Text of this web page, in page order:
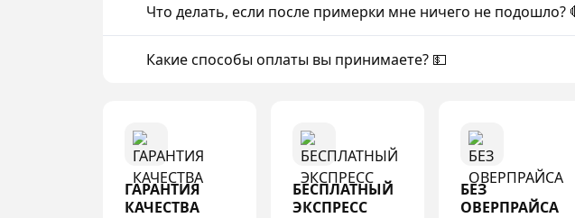
Что делать, если после примерки мне ничего не подошло?
Какие способы оплаты вы принимаете? 💵
ГАРАНТИЯ
КАЧЕСТВА
БЕСПЛАТНЫЙ
ЭКСПРЕСС
БЕЗ
ОВЕРПРАЙСА